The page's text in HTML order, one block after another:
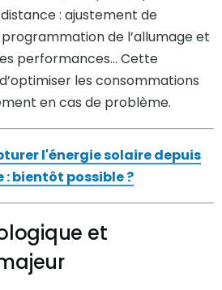
: ajustement de
programmation de l’allumage et
performances... Cette
les consommations
en cas de problème.
l'énergie solaire depuis
: bientôt possible ?
et